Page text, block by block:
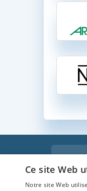
Ce site Web
Notre site Web